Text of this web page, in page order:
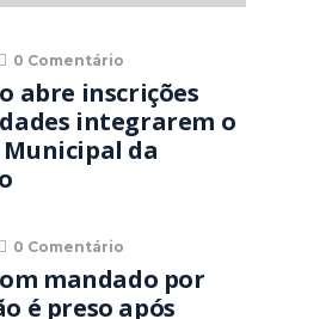
0 Comentário
abre inscrições
integrarem o
da
0 Comentário
mandado por
é preso após